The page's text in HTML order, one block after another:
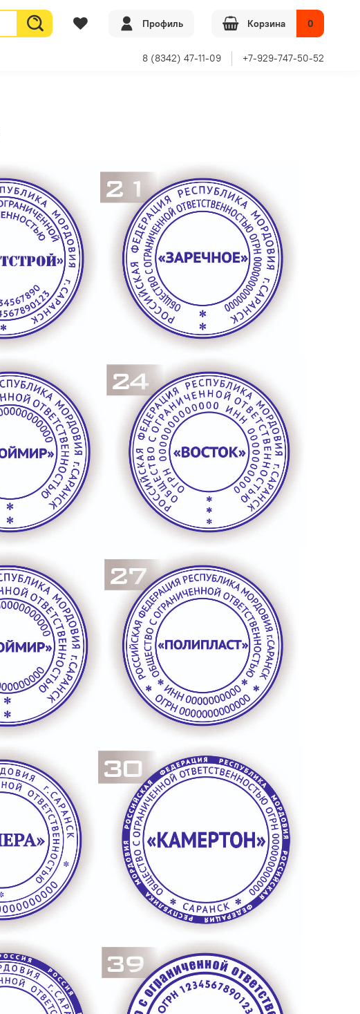
Профиль Корзина 0
8 (8342) 47-11-09 +7-929-747-50-52